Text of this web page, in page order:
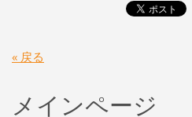
« 戻る
メインページ